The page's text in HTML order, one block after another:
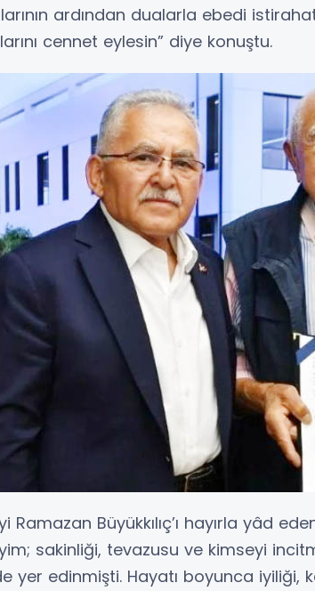
ardından dualarla ebedi
cennet eylesin” diye konuştu.
Ramazan Büyükkılıç’ı hayırla yâd
sakinliği, tevazusu ve kimseyi
yer edinmişti. Hayatı boyunca iyiliği,